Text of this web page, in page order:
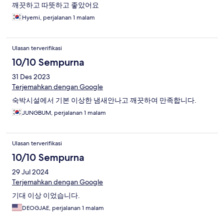
깨끗하고 따뜻하고 좋았어요
Hyemi, perjalanan 1 malam
Ulasan terverifikasi
10/10 Sempurna
31 Des 2023
Terjemahkan dengan Google
숙박시설에서 기본 이상한 냄새안나고 깨끗하여 만족합니다.
JUNGBUM, perjalanan 1 malam
Ulasan terverifikasi
10/10 Sempurna
29 Jul 2024
Terjemahkan dengan Google
기대 이상 이었습니다.
DEOGJAE, perjalanan 1 malam